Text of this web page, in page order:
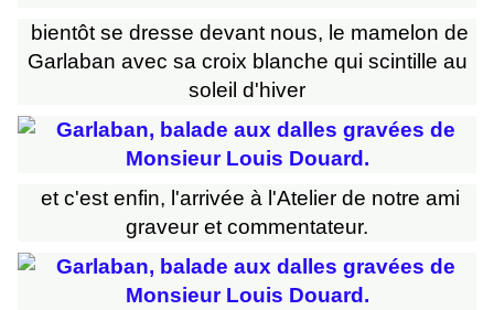
bientôt se dresse devant nous, le mamelon de
Garlaban avec sa croix blanche qui scintille au
soleil d'hiver
et c'est enfin, l'arrivée à l'Atelier de notre ami
graveur et commentateur.